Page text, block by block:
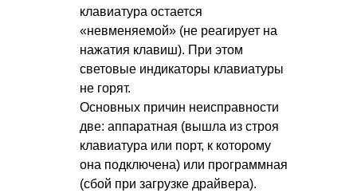
клавиатура остается
«невменяемой» (не реагирует на
нажатия клавиш). При этом
световые индикаторы клавиатуры
не горят.
Основных причин неисправности
две: аппаратная (вышла из строя
клавиатура или порт, к которому
она подключена) или программная
(сбой при загрузке драйвера).